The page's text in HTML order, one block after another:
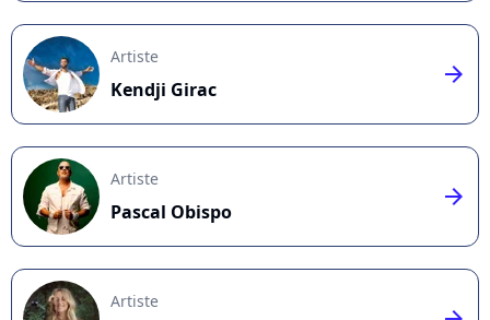
Artiste
Kendji Girac
arrow_right
Artiste
Pascal Obispo
arrow_right
Artiste